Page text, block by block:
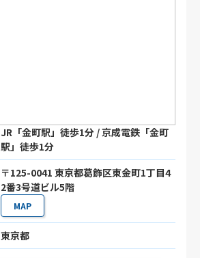
JR「金町駅」徒歩1分 / 京成電鉄「金町
駅」徒歩1分
〒125-0041 東京都葛飾区東金町1丁目4
2番3号道ビル5階
MAP
東京都